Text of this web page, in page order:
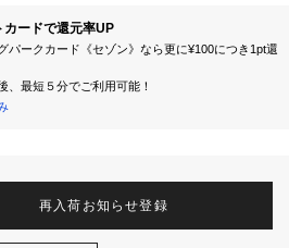
カードで還元率UP
パークカード《セゾン》なら更に¥100につき1pt還
、最短５分でご利用可能！
再入荷お知らせ登録